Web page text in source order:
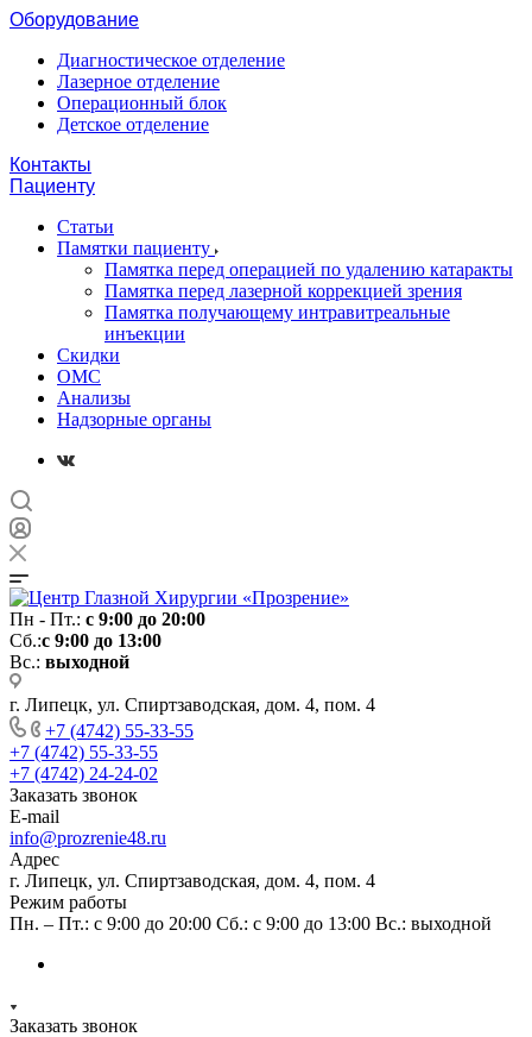
Оборудование
Диагностическое отделение
Лазерное отделение
Операционный блок
Детское отделение
Контакты
Пациенту
Статьи
Памятки пациенту
Памятка перед операцией по удалению катаракты
Памятка перед лазерной коррекцией зрения
Памятка получающему интравитреальные
инъекции
Скидки
ОМС
Анализы
Надзорные органы
Пн - Пт.: с 9:00 до 20:00
Сб.:с 9:00 до 13:00
Вс.: выходной
г. Липецк, ул. Спиртзаводская, дом. 4, пом. 4
+7 (4742) 55-33-55
+7 (4742) 55-33-55
+7 (4742) 24-24-02
Заказать звонок
E-mail
info@prozrenie48.ru
Адрес
г. Липецк, ул. Спиртзаводская, дом. 4, пом. 4
Режим работы
Пн. – Пт.: с 9:00 до 20:00 Сб.: с 9:00 до 13:00 Вс.: выходной
Заказать звонок